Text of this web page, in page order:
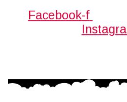
Facebook-f